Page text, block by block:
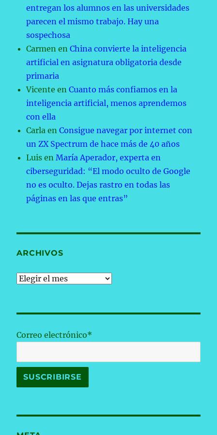
entregan los alumnos en las universidades
parecen el mismo trabajo. Hay una
sospechosa
Carmen enChina convierte la inteligencia
artificial en asignatura obligatoria desde
primaria
Vicente enCuanto más confiamos en la
inteligencia artificial, menos aprendemos
con ella
Carla enConsigue navegar por internet con
un ZX Spectrum de hace más de 40 años
Luis enMaría Aperador, experta en
ciberseguridad: “El modo oculto de Google
no es oculto. Dejas rastro en todas las
páginas en las que entras”
ARCHIVOS
Archivos
Correo electrónico*